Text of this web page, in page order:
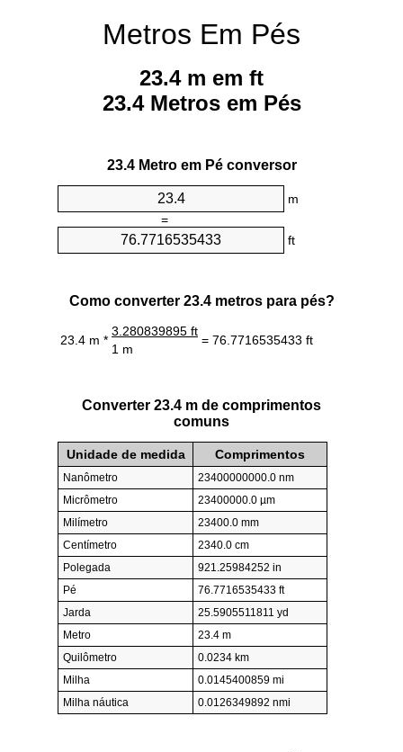
Metros Em Pés
23.4 m em ft
23.4 Metros em Pés
23.4 Metro em Pé conversor
m
=
ft
Como converter 23.4 metros para pés?
23.4 m *
3.280839895 ft
= 76.7716535433 ft
1 m
Converter 23.4 m de comprimentos
comuns
Unidade de medida Comprimentos
Nanômetro
23400000000.0 nm
Micrômetro
23400000.0 µm
Milímetro
23400.0 mm
Centímetro
2340.0 cm
Polegada
921.25984252 in
Pé
76.7716535433 ft
Jarda
25.5905511811 yd
Metro
23.4 m
Quilômetro
0.0234 km
Milha
0.0145400859 mi
Milha náutica
0.0126349892 nmi